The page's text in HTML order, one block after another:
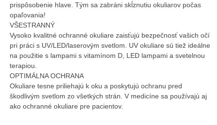
prispôsobenie hlave. Tým sa zabráni skĺznutiu okuliarov počas
opaľovania!
VŠESTRANNÝ
Vysoko kvalitné ochranné okuliare zaisťujú bezpečnosť vašich očí
pri práci s UV/LED/laserovým svetlom. UV okuliare sú tiež ideálne
na použitie s lampami s vitamínom D, LED lampami a svetelnou
terapiou.
OPTIMÁLNA OCHRANA
Okuliare tesne priliehajú k oku a poskytujú ochranu pred
škodlivým svetlom zo všetkých strán. V medicíne sa používajú aj
ako ochranné okuliare pre pacientov.